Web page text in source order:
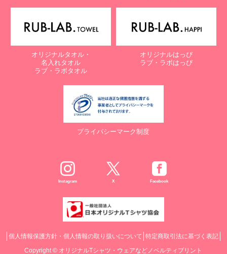
オリジナルタオル・
名入れタオル
ラブ・ラボタオル
オリジナルはっぴ
ラブ・ラボはっぴ
プライバシーマーク制度
Instagram X Facebook
個人情報保護方針・個人情報の取り扱いについて 特定商取引法に基づく表記
Copyright © オリジナルTシャツ・ウェアなどノベルティプリント